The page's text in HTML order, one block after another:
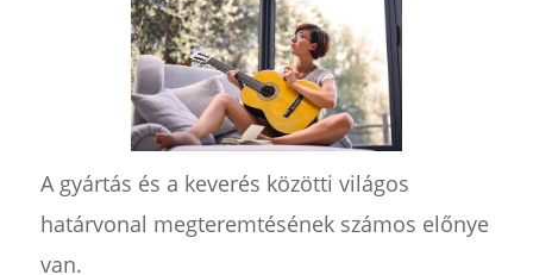
A gyártás és a keverés közötti világos
határvonal megteremtésének számos előnye
van.